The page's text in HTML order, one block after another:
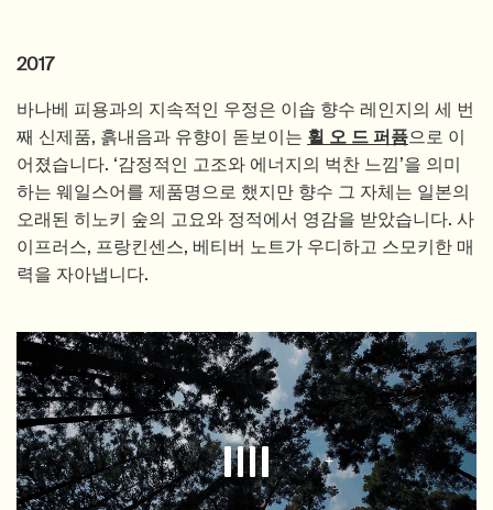
2017
바나베 피용과의 지속적인 우정은 이솝 향수 레인지의 세 번
째 신제품, 흙내음과 유향이 돋보이는 휠 오 드 퍼퓸으로 이
어졌습니다. ‘감정적인 고조와 에너지의 벅찬 느낌’을 의미
하는 웨일스어를 제품명으로 했지만 향수 그 자체는 일본의
오래된 히노키 숲의 고요와 정적에서 영감을 받았습니다. 사
이프러스, 프랑킨센스, 베티버 노트가 우디하고 스모키한 매
력을 자아냅니다.